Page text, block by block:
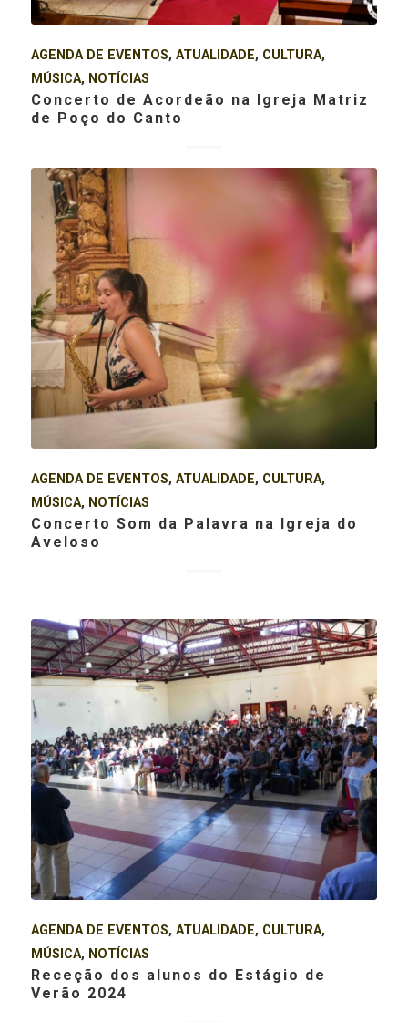
AGENDA DE EVENTOS, ATUALIDADE, CULTURA,
MÚSICA, NOTÍCIAS
Concerto de Acordeão na Igreja Matriz
de Poço do Canto
AGENDA DE EVENTOS, ATUALIDADE, CULTURA,
MÚSICA, NOTÍCIAS
Concerto Som da Palavra na Igreja do
Aveloso
AGENDA DE EVENTOS, ATUALIDADE, CULTURA,
MÚSICA, NOTÍCIAS
Receção dos alunos do Estágio de
Verão 2024